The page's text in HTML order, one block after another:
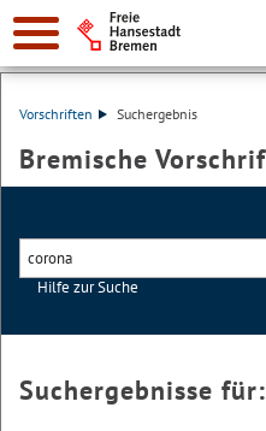
Vorschriften Suchergebnis
Bremische
Hilfe zur Suche
Suchergebnisse